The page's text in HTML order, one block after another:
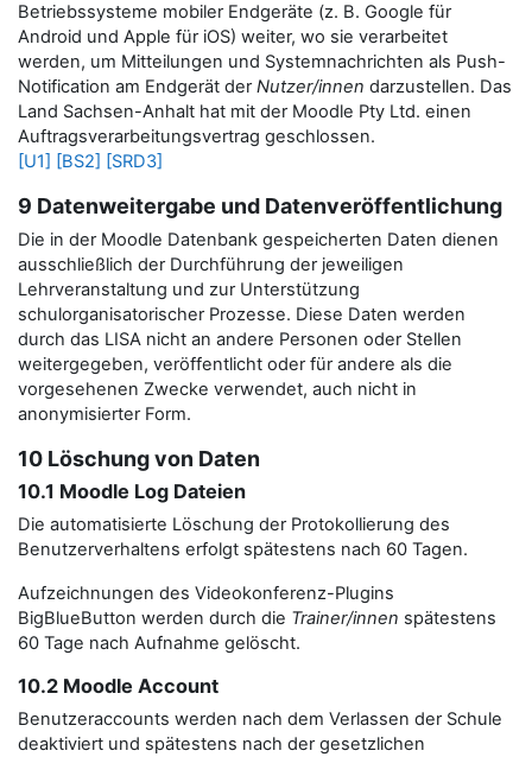
Betriebssysteme mobiler Endgeräte (z. B. Google für
Android und Apple für iOS) weiter, wo sie verarbeitet
werden, um Mitteilungen und Systemnachrichten als Push-
Notification am Endgerät derNutzer/innen darzustellen. Das
Land Sachsen-Anhalt hat mit der Moodle Pty Ltd. einen
Auftragsverarbeitungsvertrag geschlossen.
[U1] [BS2] [SRD3]
9 Datenweitergabe und Datenveröffentlichung
Die in der Moodle Datenbank gespeicherten Daten dienen
ausschließlich der Durchführung der jeweiligen
Lehrveranstaltung und zur Unterstützung
schulorganisatorischer Prozesse. Diese Daten werden
durch das LISA nicht an andere Personen oder Stellen
weitergegeben, veröffentlicht oder für andere als die
vorgesehenen Zwecke verwendet, auch nicht in
anonymisierter Form.
10 Löschung von Daten
10.1 Moodle Log Dateien
Die automatisierte Löschung der Protokollierung des
Benutzerverhaltens erfolgt spätestens nach 60 Tagen.
Aufzeichnungen des Videokonferenz-Plugins
BigBlueButton werden durch die Trainer/innen spätestens
60 Tage nach Aufnahme gelöscht.
10.2 Moodle Account
Benutzeraccounts werden nach dem Verlassen der Schule
deaktiviert und spätestens nach der gesetzlichen